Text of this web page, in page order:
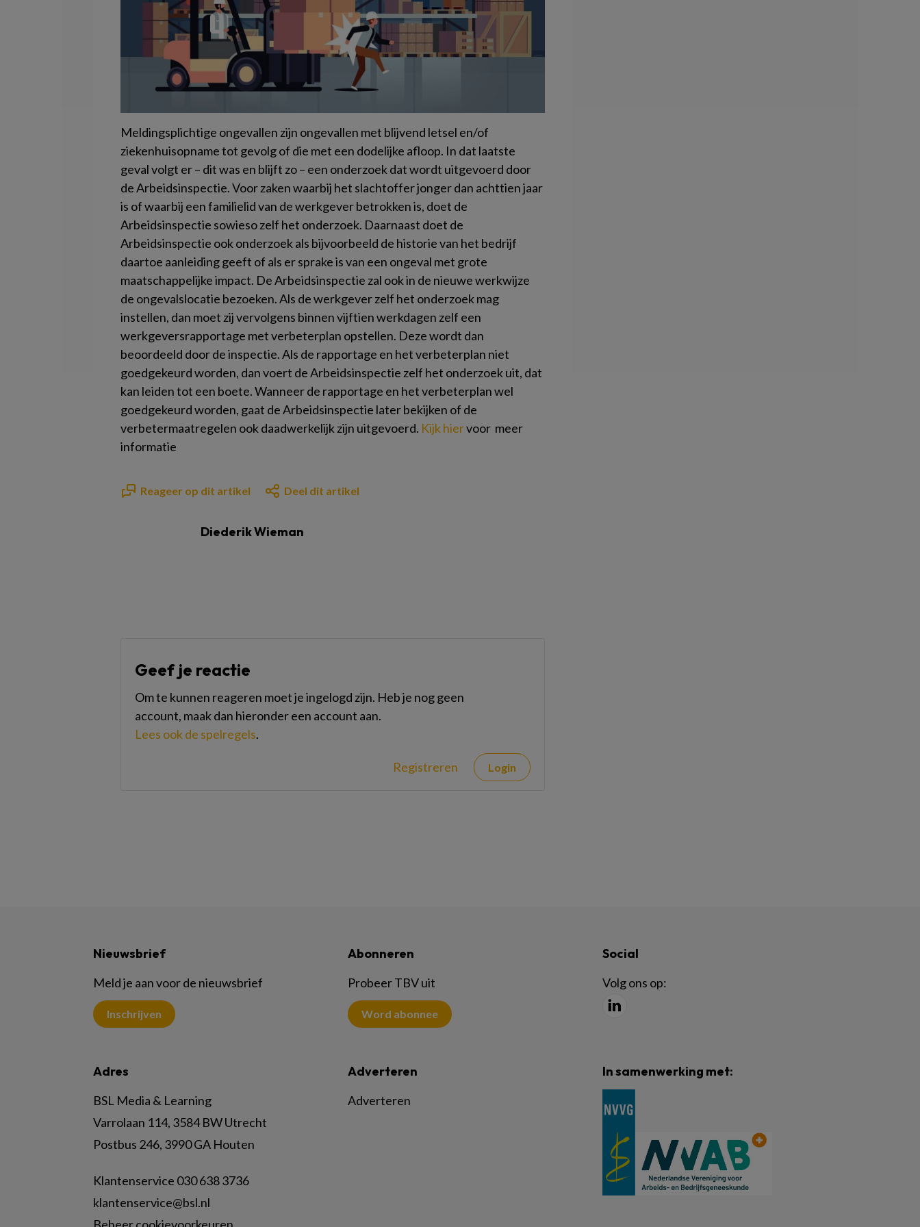
Meldingsplichtige ongevallen zijn ongevallen met blijvend letsel en/of
ziekenhuisopname tot gevolg of die met een dodelijke afloop. In dat laatste
geval volgt er – dit was en blijft zo – een onderzoek dat wordt uitgevoerd door
de Arbeidsinspectie. Voor zaken waarbij het slachtoffer jonger dan achttien jaar
is of waarbij een familielid van de werkgever betrokken is, doet de
Arbeidsinspectie sowieso zelf het onderzoek. Daarnaast doet de
Arbeidsinspectie ook onderzoek als bijvoorbeeld de historie van het bedrijf
daartoe aanleiding geeft of als er sprake is van een ongeval met grote
maatschappelijke impact. De Arbeidsinspectie zal ook in de nieuwe werkwijze
de ongevalslocatie bezoeken. Als de werkgever zelf het onderzoek mag
instellen, dan moet zij vervolgens binnen vijftien werkdagen zelf een
werkgeversrapportage met verbeterplan opstellen. Deze wordt dan
beoordeeld door de inspectie. Als de rapportage en het verbeterplan niet
goedgekeurd worden, dan voert de Arbeidsinspectie zelf het onderzoek uit, dat
kan leiden tot een boete. Wanneer de rapportage en het verbeterplan wel
goedgekeurd worden, gaat de Arbeidsinspectie later bekijken of de
verbetermaatregelen ook daadwerkelijk zijn uitgevoerd. Kijk hiervoor meer
informatie
Reageer op dit artikel Deel dit artikel
Diederik Wieman
Geef je reactie
Om te kunnen reageren moet je ingelogd zijn. Heb je nog geen
account, maak dan hieronder een account aan.
Lees ook de spelregels.
Registreren Login
Nieuwsbrief
Meld je aan voor de nieuwsbrief
Inschrijven
Abonneren
Probeer TBV uit
Word abonnee
Social
Volg ons op:
Adres
BSL Media & Learning
Varrolaan 114, 3584 BW Utrecht
Postbus 246, 3990 GA Houten
Klantenservice 030 638 3736
klantenservice@bsl.nl
Adverteren
Adverteren
In samenwerking met: